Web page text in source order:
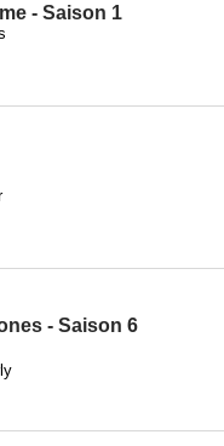
- Saison 1
- Saison 6